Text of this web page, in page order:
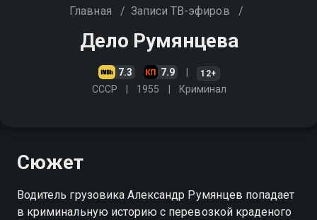
Главная / Записи ТВ-эфиров /
Дело Румянцева
7.3 7.9 12+
СССР 1955 Криминал
Сюжет
Водитель грузовика Александр Румянцев попадает
в криминальную историю с перевозкой краденого